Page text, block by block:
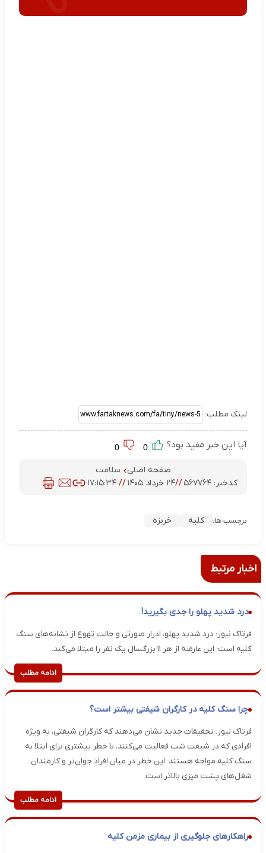
لینک مطلب:
آیا این خبر مفید بود؟
صفحه اصلی
سلامت
کدخبر:۵۶۷۷۶۴ //۲۴ خرداد ۱۴۰۵ //۱۷:۱۵:۳۴
برچسب ها: کلیه خربزه
اخبار مرتبط
درد شدید پهلو را جدی بگیرید!
فرتاک نیوز: درد شدید پهلو، ادرار صورتی و حالت تهوع از نشانه‌های سنگ
کلیه است؛ این عارضه از هر ۱۱ بزرگسال یک نفر را مبتلا می‌کند.
ادامه مطلب
چرا سنگ کلیه در کارگران شیفتی بیشتر است؟
فرتاک نیوز: تحقیقات جدید نشان می‌دهند که کارگران شیفتی، به ویژه
افرادی که در شیفت شب فعالیت می‌کنند، با خطر بیشتری برای ابتلا به
سنگ کلیه مواجه هستند. این خطر در میان افراد جوان‌تر و کارمندان
شغل‌های پشت میزی بالاتر است.
ادامه مطلب
راهکارهای جلوگیری از بیماری مزمن کلیه